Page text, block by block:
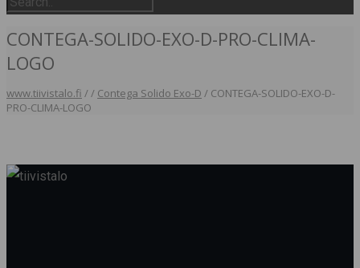
CONTEGA-SOLIDO-EXO-D-PRO-CLIMA-
LOGO
www.tiivistalo.fi // Contega Solido Exo-D / CONTEGA-SOLIDO-EXO-D-
PRO-CLIMA-LOGO